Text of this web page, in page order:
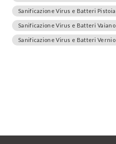
Sanificazione Virus e Batteri Pistoia
Sanificazione Virus e Batteri Vaiano
Sanificazione Virus e Batteri Vernio